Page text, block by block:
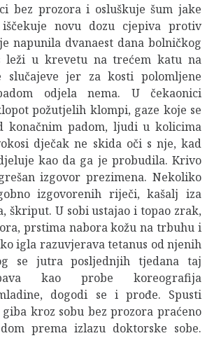
bez prozora i osluškuje šum jake
novu dozu cjepiva protiv
napunila dvanaest dana bolničkog
leži u krevetu na trećem katu na
slučajeve jer za kosti polomljene
odjela nema. U čekaonici
požutjelih klompi, gaze koje se
konačnim padom, ljudi u kolicima
dječak ne skida oči s nje, kad
kao da ga je probudila. Krivo
izgovor prezimena. Nekoliko
izgovorenih riječi, kašalj iza
škriput. U sobi ustajao i topao zrak,
prstima nabora kožu na trbuhu i
igla razuvjerava tetanus od njenih
se jutra posljednjih tjedana taj
kao probe koreografija
dogodi se i prođe. Spusti
kroz sobu bez prozora praćeno
prema izlazu doktorske sobe.